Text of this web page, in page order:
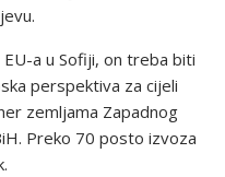
a u Sofiji, on treba biti
perspektiva za cijeli
zemljama Zapadnog
Preko 70 posto izvoza